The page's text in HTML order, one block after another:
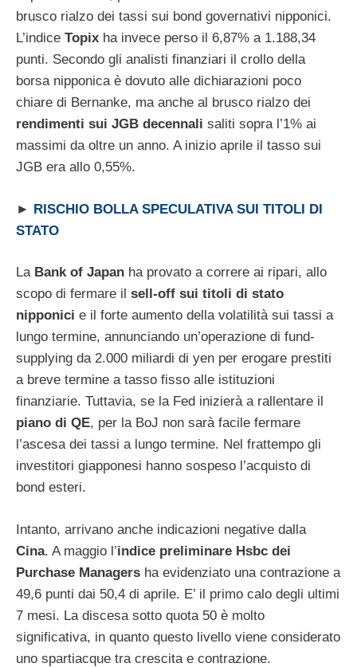
brusco rialzo dei tassi sui bond governativi nipponici.
L’indice Topix ha invece perso il 6,87% a 1.188,34
punti. Secondo gli analisti finanziari il crollo della
borsa nipponica è dovuto alle dichiarazioni poco
chiare di Bernanke, ma anche al brusco rialzo dei
rendimenti sui JGB decennali saliti sopra l’1% ai
massimi da oltre un anno. A inizio aprile il tasso sui
JGB era allo 0,55%.
► RISCHIO BOLLA SPECULATIVA SUI TITOLI DI
STATO
La Bank of Japan ha provato a correre ai ripari, allo
scopo di fermare il sell-off sui titoli di stato
nipponici e il forte aumento della volatilità sui tassi a
lungo termine, annunciando un’operazione di fund-
supplying da 2.000 miliardi di yen per erogare prestiti
a breve termine a tasso fisso alle istituzioni
finanziarie. Tuttavia, se la Fed inizierà a rallentare il
piano di QE, per la BoJ non sarà facile fermare
l’ascesa dei tassi a lungo termine. Nel frattempo gli
investitori giapponesi hanno sospeso l’acquisto di
bond esteri.
Intanto, arrivano anche indicazioni negative dalla
Cina. A maggio l’indice preliminare Hsbc dei
Purchase Managers ha evidenziato una contrazione a
49,6 punti dai 50,4 di aprile. E’ il primo calo degli ultimi
7 mesi. La discesa sotto quota 50 è molto
significativa, in quanto questo livello viene considerato
uno spartiacque tra crescita e contrazione.